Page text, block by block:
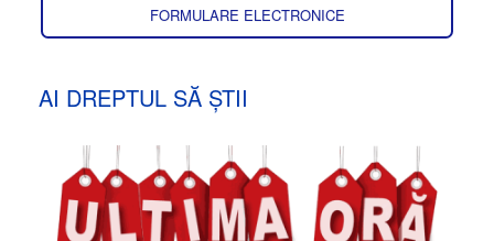
FORMULARE ELECTRONICE
AI DREPTUL SĂ ȘTII